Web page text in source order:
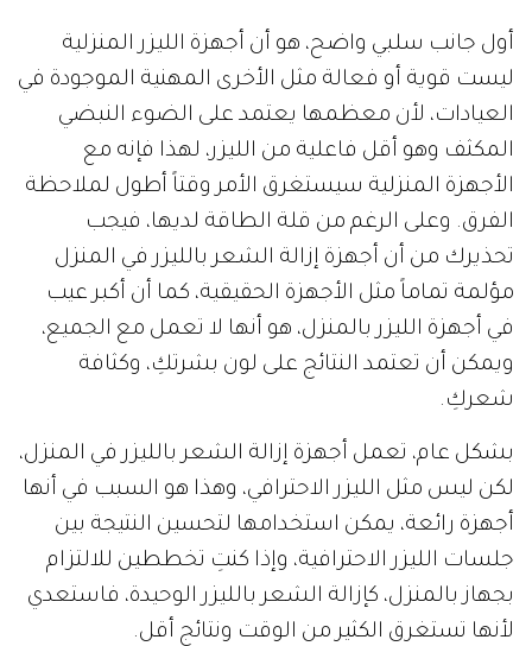
أول جانب سلبي واضح، هو أن أجهزة الليزر المنزلية
ليست قوية أو فعالة مثل الأخرى المهنية الموجودة في
العيادات، لأن معظمها يعتمد على الضوء النبضي
المكثف وهو أقل فاعلية من الليزر، لهذا فإنه مع
الأجهزة المنزلية سيستغرق الأمر وقتاً أطول لملاحظة
الفرق. وعلى الرغم من قلة الطاقة لديها، فيجب
تحذيرك من أن أجهزة إزالة الشعر بالليزر في المنزل
مؤلمة تماماً مثل الأجهزة الحقيقية، كما أن أكبر عيب
في أجهزة الليزر بالمنزل، هو أنها لا تعمل مع الجميع،
ويمكن أن تعتمد النتائج على لون بشرتكِ، وكثافة
شعركِ.
بشكل عام، تعمل أجهزة إزالة الشعر بالليزر في المنزل،
لكن ليس مثل الليزر الاحترافي، وهذا هو السبب في أنها
أجهزة رائعة، يمكن استخدامها لتحسين النتيجة بين
جلسات الليزر الاحترافية، وإذا كنتِ تخططين للالتزام
بجهاز بالمنزل، كإزالة الشعر بالليزر الوحيدة، فاستعدي
لأنها تستغرق الكثير من الوقت ونتائج أقل.